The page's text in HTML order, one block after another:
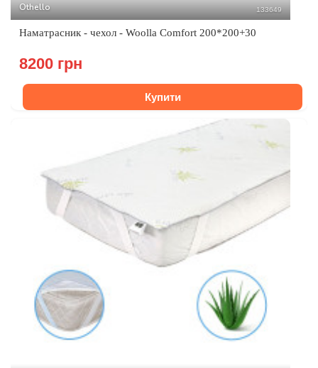
Othello 133649
Наматрасник - чехол - Woolla Comfort 200*200+30
8200 грн
Купити